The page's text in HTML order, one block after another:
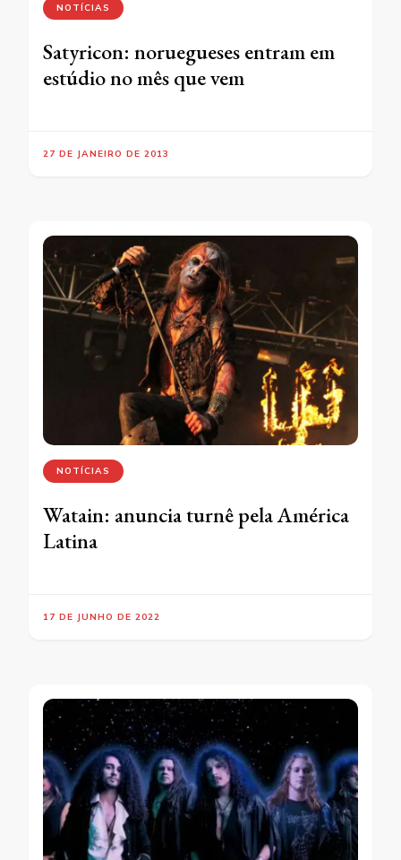
NOTÍCIAS
Satyricon: noruegueses entram em
estúdio no mês que vem
27 DE JANEIRO DE 2013
NOTÍCIAS
Watain: anuncia turnê pela América
Latina
17 DE JUNHO DE 2022